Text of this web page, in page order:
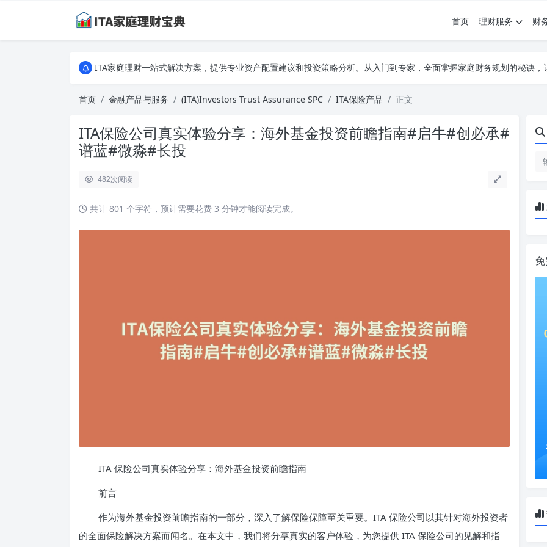
首页 理财服务 财
ITA家庭理财一站式解决方案，提供专业资产配置建议和投资策略分析。从入门到专家，全面掌握家庭财务规划的秘诀
ITA家庭理财一站式解决方案，提供专业资产配置建议和投资策略分析。从入门到专家，全面掌握家庭财务规划的秘诀
首页 金融产品与服务 (ITA)Investors Trust Assurance SPC ITA保险产品 正文
ITA保险公司真实体验分享：海外基金投资前瞻指南#启牛#创必承#
谱蓝#微淼#长投
482次阅读
共计 801 个字符，预计需要花费 3 分钟才能阅读完成。
ITA 保险公司真实体验分享：海外基金投资前瞻指南
前言
作为海外基金投资前瞻指南的一部分，深入了解保险保障至关重要。ITA 保险公司以其针对海外投资者
的全面保险解决方案而闻名。在本文中，我们将分享真实的客户体验，为您提供 ITA 保险公司的见解和指